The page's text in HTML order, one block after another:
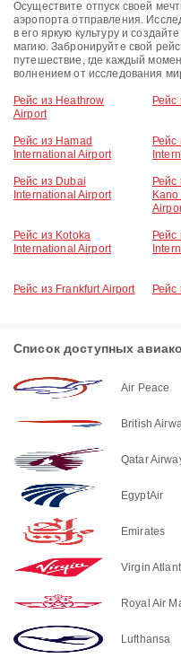
Осуществите отпуск своей
аэропорта отправления.
в его яркую культуру и
магию. Забронируйте свой
путешествие, где каждый
волнением от исследования
Рейс из Heathrow
Airport
Рейс
Рейс из Hamad
International Airport
Рейс
Рейс из Dubai
International Airport
Рейс
Рейс из Kotoka
International Airport
Рейс
Рейс из Frankfurt Airport Рейс
Список доступных
Air Peace
British
Qatar
EgyptAir
Emirates
Virgin
Royal Air
Lufthansa